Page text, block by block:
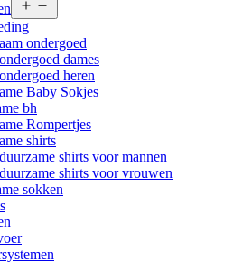
menu
ondergoed
ondergoed dames
ondergoed heren
Baby Sokjes
bh
Rompertjes
shirts
duurzame shirts voor mannen
duurzame shirts voor vrouwen
sokken